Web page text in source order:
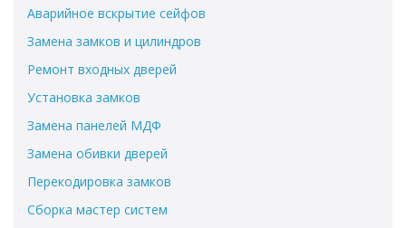
Аварийное вскрытие сейфов
Замена замков и цилиндров
Ремонт входных дверей
Установка замков
Замена панелей МДФ
Замена обивки дверей
Перекодировка замков
Сборка мастер систем